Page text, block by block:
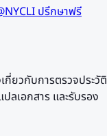
ปรึกษาฟรี
กี่ยวกับการตรวจประวัติ
ลเอกสาร และรับรอง